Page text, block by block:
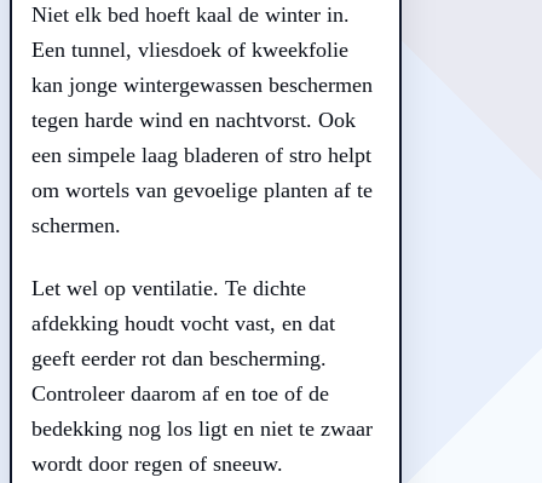
Niet elk bed hoeft kaal de winter in.
Een tunnel, vliesdoek of kweekfolie
kan jonge wintergewassen beschermen
tegen harde wind en nachtvorst. Ook
een simpele laag bladeren of stro helpt
om wortels van gevoelige planten af te
schermen.
Let wel op ventilatie. Te dichte
afdekking houdt vocht vast, en dat
geeft eerder rot dan bescherming.
Controleer daarom af en toe of de
bedekking nog los ligt en niet te zwaar
wordt door regen of sneeuw.